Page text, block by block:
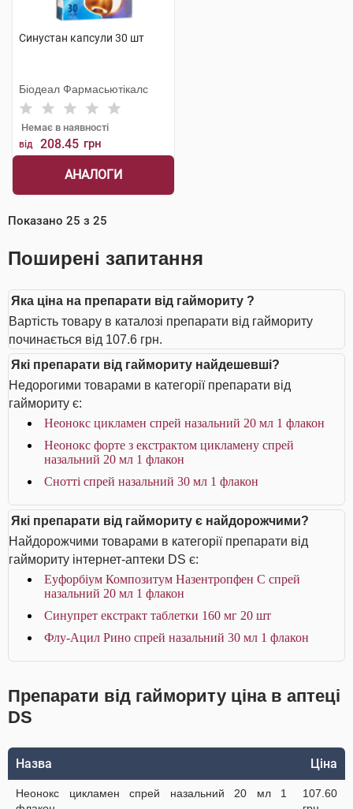
Синустан капсули 30 шт
Біодеал Фармасьютікалс
Немає в наявності
від 208.45 грн
АНАЛОГИ
Показано 25 з 25
Поширені запитання
Яка ціна на препарати від гаймориту ?
Вартість товару в каталозі препарати від гаймориту
починається від 107.6 грн.
Які препарати від гаймориту найдешевші?
Недорогими товарами в категорії препарати від
гаймориту є:
Неонокс цикламен спрей назальний 20 мл 1 флакон
Неонокс форте з екстрактом цикламену спрей
назальний 20 мл 1 флакон
Снотті спрей назальний 30 мл 1 флакон
Які препарати від гаймориту є найдорожчими?
Найдорожчими товарами в категорії препарати від
гаймориту інтернет-аптеки DS є:
Еуфорбіум Композитум Назентропфен С спрей
назальний 20 мл 1 флакон
Синупрет екстракт таблетки 160 мг 20 шт
Флу-Ацил Рино спрей назальний 30 мл 1 флакон
Препарати від гаймориту ціна в аптеці
DS
Назва Ціна
Неонокс цикламен спрей назальний 20 мл 1
107.60